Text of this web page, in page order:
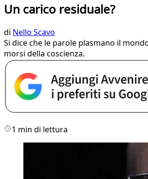
Un carico residuale?
di Nello Scavo
Si dice che le parole plasmano il
morsi della coscienza.
1 min di lettura